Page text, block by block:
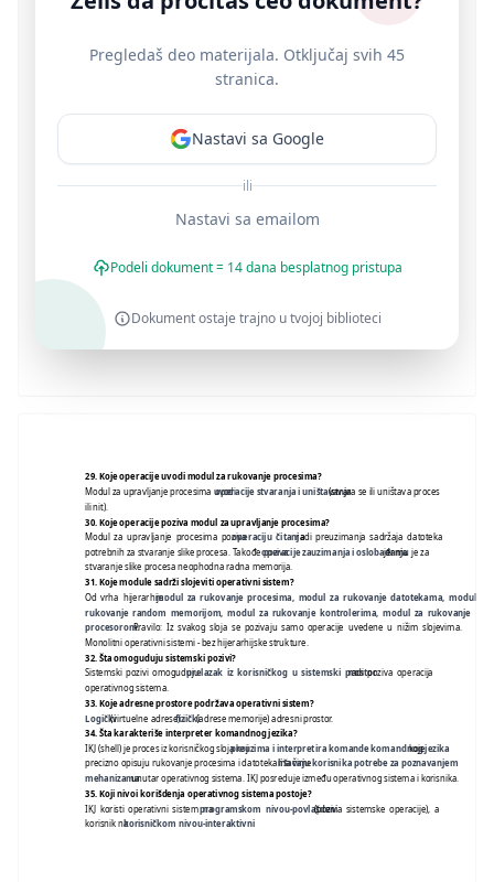
29.Koje operacije uvodi modul za rukovanje procesima?
Modul za upravljanje procesima uvodioperacije stvaranja i uništavanja(stvara se ili uništava proces
ili nit).
30. Koje operacije poziva modul za upravljanje procesima?
Modul za upravljanje procesima pozivaoperaciju čitanjaradi preuzimanja sadržaja datoteka
potrebnih za stvaranje slike procesa. Takođe pozivaoperacije zauzimanja i oslobađanja
jer mu je za
stvaranje slike procesa neophodna radna memorija.
31.Koje module sadrži slojeviti operativni sistem?
Od vrha hijerarhije:modul za rukovanje procesima, modul za rukovanje datotekama, modul za
rukovanje random memorijom, modul za rukovanje kontrolerima, modul za rukovanje
procesorom.Pravilo: Iz svakog sloja se pozivaju samo operacije uvedene u nižim slojevima.
Monolitni operativni sistemi - bez hijerarhijske strukture.
32.Šta omoguduju sistemski pozivi?
Sistemski pozivi omogudujuprelazak iz korisničkog u sistemski prostorradi poziva operacija
operativnog sistema.
33. Koje adresne prostore podržava operativni sistem?
Logički(virtuelne adrese) ifizički(adrese memorije) adresni prostor.
34.Šta karakteriše interpreter komandnog jezika?
IKJ (shell) je proces iz korisničkog sloja kojipreuzima i interpretira komande komandnog jezika
koje
precizno opisuju rukovanje procesima i datotekama čimelišavaju korisnika potrebe za poznavanjem
mehanizamaunutar operativnog sistema. IKJ posreduje između operativnog sistema i korisnika.
35.Koji nivoi korišdenja operativnog sistema postoje?
IKJ koristi operativni sistem naprogramskom nivou-povlašdeni(poziva sistemske operacije), a
korisnik nakorisničkom nivou-interaktivni
.
Pregledaš deo materijala. Otključaj svih 45
stranica.
Nastavi sa Google
ili
Nastavi sa emailom
Podeli dokument = 14 dana besplatnog pristupa
Dokument ostaje trajno u tvojoj biblioteci